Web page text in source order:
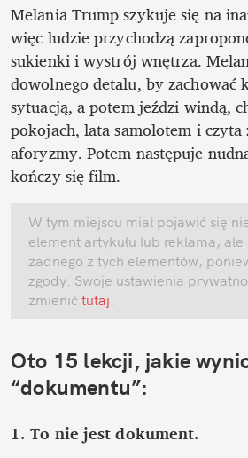
Melania Trump szykuje się na
więc ludzie przychodzą
sukienki i wystrój wnętrza.
dowolnego detalu, by zachować
sytuacją, a potem jeździ windą,
pokojach, lata samolotem i czyta
aforyzmy. Potem następuje
kończy się film.
W tym miejscu miał pojawić się
element artykułu lub reklama, ale
żadnego z tych elementów,
zgody. Swoje ustawienia
zmienić tutaj.
Oto 15 lekcji, jakie
“dokumentu”:
1. To nie jest dokument.